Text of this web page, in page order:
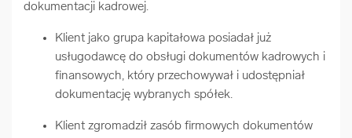
dokumentacji kadrowej.
Klient jako grupa kapitałowa posiadał już
usługodawcę do obsługi dokumentów kadrowych i
finansowych, który przechowywał i udostępniał
dokumentację wybranych spółek.
Klient zgromadził zasób firmowych dokumentów